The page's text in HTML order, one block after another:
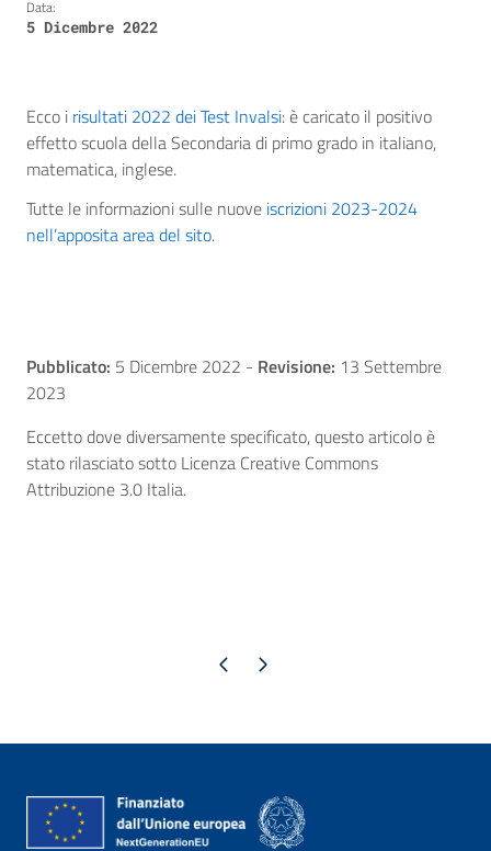
Data:
5 Dicembre 2022
Ecco i risultati 2022 dei Test Invalsi: è caricato il positivo
effetto scuola della Secondaria di primo grado in italiano,
matematica, inglese.
Tutte le informazioni sulle nuove iscrizioni 2023-2024
nell’apposita area del sito.
Pubblicato: 5 Dicembre 2022 - Revisione: 13 Settembre
2023
Eccetto dove diversamente specificato, questo articolo è
stato rilasciato sotto Licenza Creative Commons
Attribuzione 3.0 Italia.
Pagina precedente
Pagina successiva